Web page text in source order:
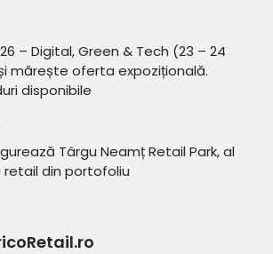
– Digital, Green & Tech (23 – 24
mărește oferta expozițională.
disponibile
Târgu Neamț Retail Park, al
retail din portofoliu